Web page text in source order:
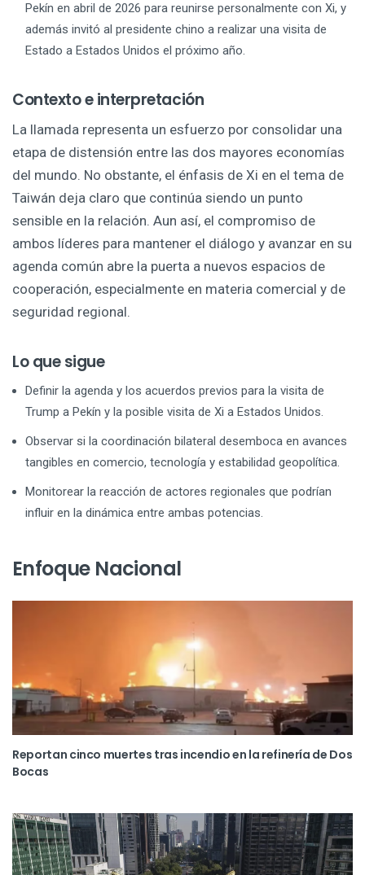
Pekín en abril de 2026 para reunirse personalmente con Xi, y
además invitó al presidente chino a realizar una visita de
Estado a Estados Unidos el próximo año.
Contexto e interpretación
La llamada representa un esfuerzo por consolidar una
etapa de distensión entre las dos mayores economías
del mundo. No obstante, el énfasis de Xi en el tema de
Taiwán deja claro que continúa siendo un punto
sensible en la relación. Aun así, el compromiso de
ambos líderes para mantener el diálogo y avanzar en su
agenda común abre la puerta a nuevos espacios de
cooperación, especialmente en materia comercial y de
seguridad regional.
Lo que sigue
Definir la agenda y los acuerdos previos para la visita de
Trump a Pekín y la posible visita de Xi a Estados Unidos.
Observar si la coordinación bilateral desemboca en avances
tangibles en comercio, tecnología y estabilidad geopolítica.
Monitorear la reacción de actores regionales que podrían
influir en la dinámica entre ambas potencias.
Enfoque Nacional
Reportan cinco muertes tras incendio en la refinería de Dos
Bocas